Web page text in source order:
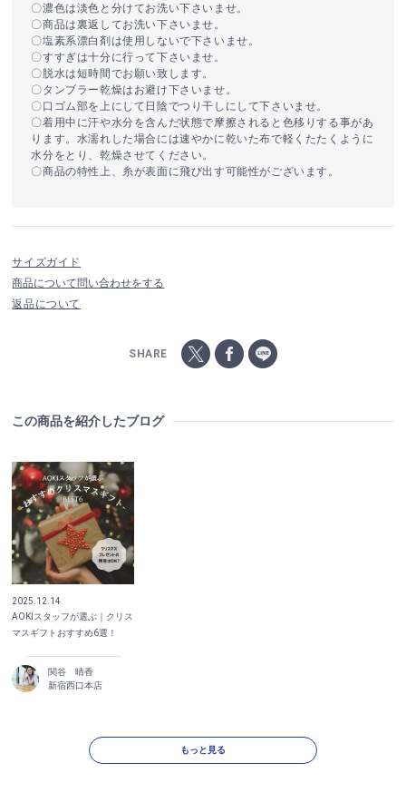
〇濃色は淡色と分けてお洗い下さいませ。
〇商品は裏返してお洗い下さいませ。
〇塩素系漂白剤は使用しないで下さいませ。
〇すすぎは十分に行って下さいませ。
〇脱水は短時間でお願い致します。
〇タンブラー乾燥はお避け下さいませ。
〇口ゴム部を上にして日陰でつり干しにして下さいませ。
〇着用中に汗や水分を含んだ状態で摩擦されると色移りする事があ
ります。水濡れした場合には速やかに乾いた布で軽くたたくように
水分をとり、乾燥させてください。
〇商品の特性上、糸が表面に飛び出す可能性がございます。
サイズガイド
商品について問い合わせをする
返品について
SHARE
この商品を紹介したブログ
2025.12.14
AOKIスタッフが選ぶ｜クリス
マスギフトおすすめ6選！
関谷 晴香
新宿西口本店
もっと見る